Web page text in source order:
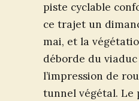
piste cyclable
ce trajet un
mai, et la
déborde du
l’impression de
tunnel végétal. Le